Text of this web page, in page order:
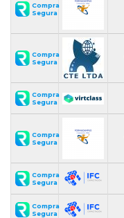
Compra
Segura
Compra
Segura
Compra
Segura
Compra
Segura
Compra
Segura
Compra
Segura